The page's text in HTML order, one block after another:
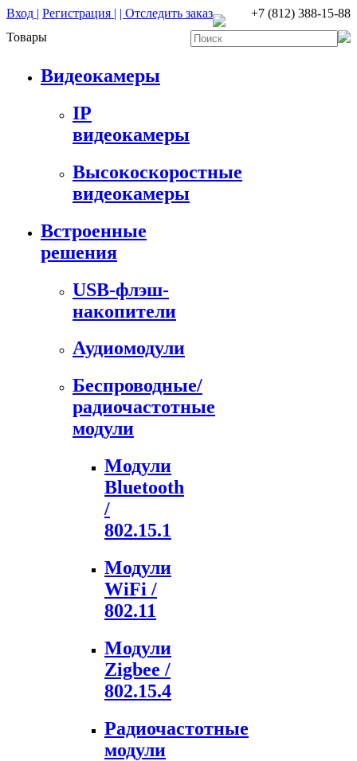
Вход | Регистрация | | Отследить заказ
+7 (812) 388-15-88
Товары
Видеокамеры
IP
видеокамеры
Высокоскоростные
видеокамеры
Встроенные
решения
USB-флэш-
накопители
Аудиомодули
Беспроводные/
радиочастотные
модули
Модули
Bluetooth
/
802.15.1
Модули
WiFi /
802.11
Модули
Zigbee /
802.15.4
Радиочастотные
модули